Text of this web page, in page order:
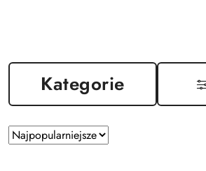
Kategorie
Zastosowano
sortowanie:
Sortuj
według